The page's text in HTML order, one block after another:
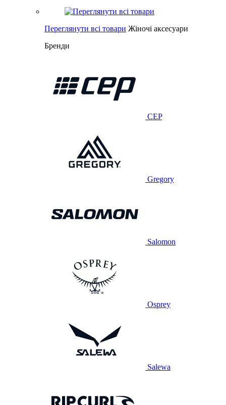
Переглянути всі товари Жіночі аксесуари
Бренди
CEP
Gregory
Salomon
Osprey
Salewa